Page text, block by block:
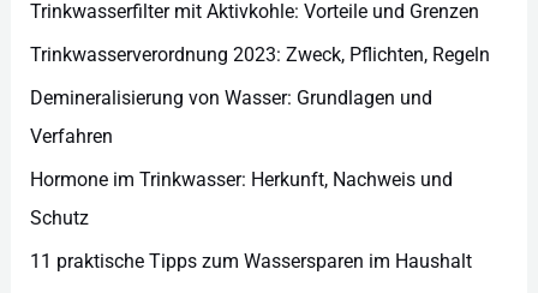
Trinkwasserfilter mit Aktivkohle: Vorteile und Grenzen
Trinkwasserverordnung 2023: Zweck, Pflichten, Regeln
Demineralisierung von Wasser: Grundlagen und
Verfahren
Hormone im Trinkwasser: Herkunft, Nachweis und
Schutz
11 praktische Tipps zum Wassersparen im Haushalt
e
n